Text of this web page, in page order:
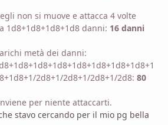
non si muove e attacca 4 volte
1d8+1d8+1d8+1d8 danni: 16 danni
metà dei danni:
2d8+1/2d8+1/2d8+1/2d8: 80
per niente attaccarti.
stavo cercando per il mio pg bella